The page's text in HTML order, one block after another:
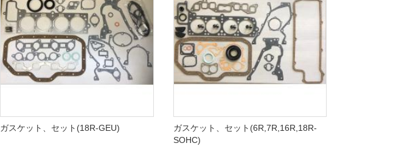
ガスケット、セット(18R-GEU)
ガスケット、セット(6R,7R,16R,18R-
SOHC)